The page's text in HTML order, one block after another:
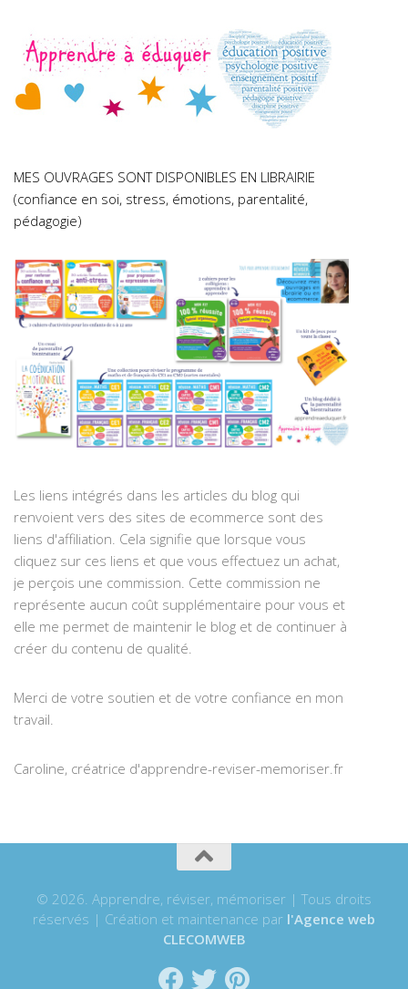
MES OUVRAGES SONT DISPONIBLES EN LIBRAIRIE
(confiance en soi, stress, émotions, parentalité,
pédagogie)
Les liens intégrés dans les articles du blog qui
renvoient vers des sites de ecommerce sont des
liens d'affiliation. Cela signifie que lorsque vous
cliquez sur ces liens et que vous effectuez un achat,
je perçois une commission. Cette commission ne
représente aucun coût supplémentaire pour vous et
elle me permet de maintenir le blog et de continuer à
créer du contenu de qualité.
Merci de votre soutien et de votre confiance en mon
travail.
Caroline, créatrice d'apprendre-reviser-memoriser.fr
© 2026. Apprendre, réviser, mémoriser | Tous droits
réservés | Création et maintenance par l'Agence web
CLECOMWEB